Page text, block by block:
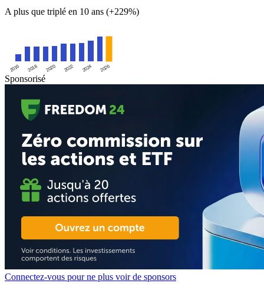
A plus que triplé en 10 ans (+229%)
2016 2018 2020 2022 2024 2026
Sponsorisé
Connectez-vous pour ne plus voir de sponsors